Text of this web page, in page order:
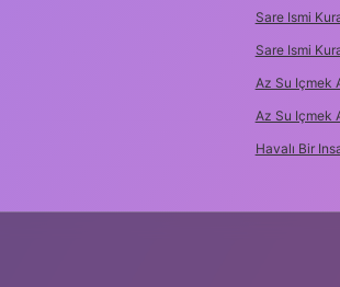
Sare Ismi
Sare Ismi
Az Su Içmek
Az Su Içmek
Havalı Bir